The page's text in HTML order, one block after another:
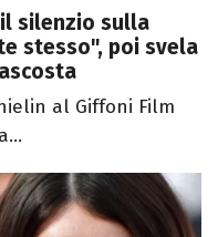
il silenzio sulla
stesso", poi svela
al Giffoni Film